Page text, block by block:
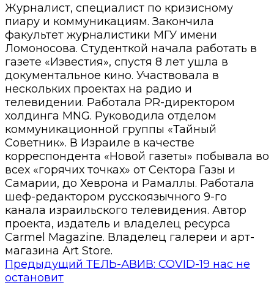
Журналист, специалист по кризисному
пиару и коммуникациям. Закончила
факультет журналистики МГУ имени
Ломоносова. Студенткой начала работать в
газете «Известия», спустя 8 лет ушла в
документальное кино. Участвовала в
нескольких проектах на радио и
телевидении. Работала PR-директором
холдинга MNG. Руководила отделом
коммуникационной группы «Тайный
Советник». В Израиле в качестве
корреспондента «Новой газеты» побывала во
всех «горячих точках» от Сектора Газы и
Самарии, до Хеврона и Рамаллы. Работала
шеф-редактором русскоязычного 9-го
канала израильского телевидения. Автор
проекта, издатель и владелец ресурса
Carmel Magazine. Владелец галереи и арт-
магазина Art Store.
Предыдущий ТЕЛЬ-АВИВ: COVID-19 нас не
остановит